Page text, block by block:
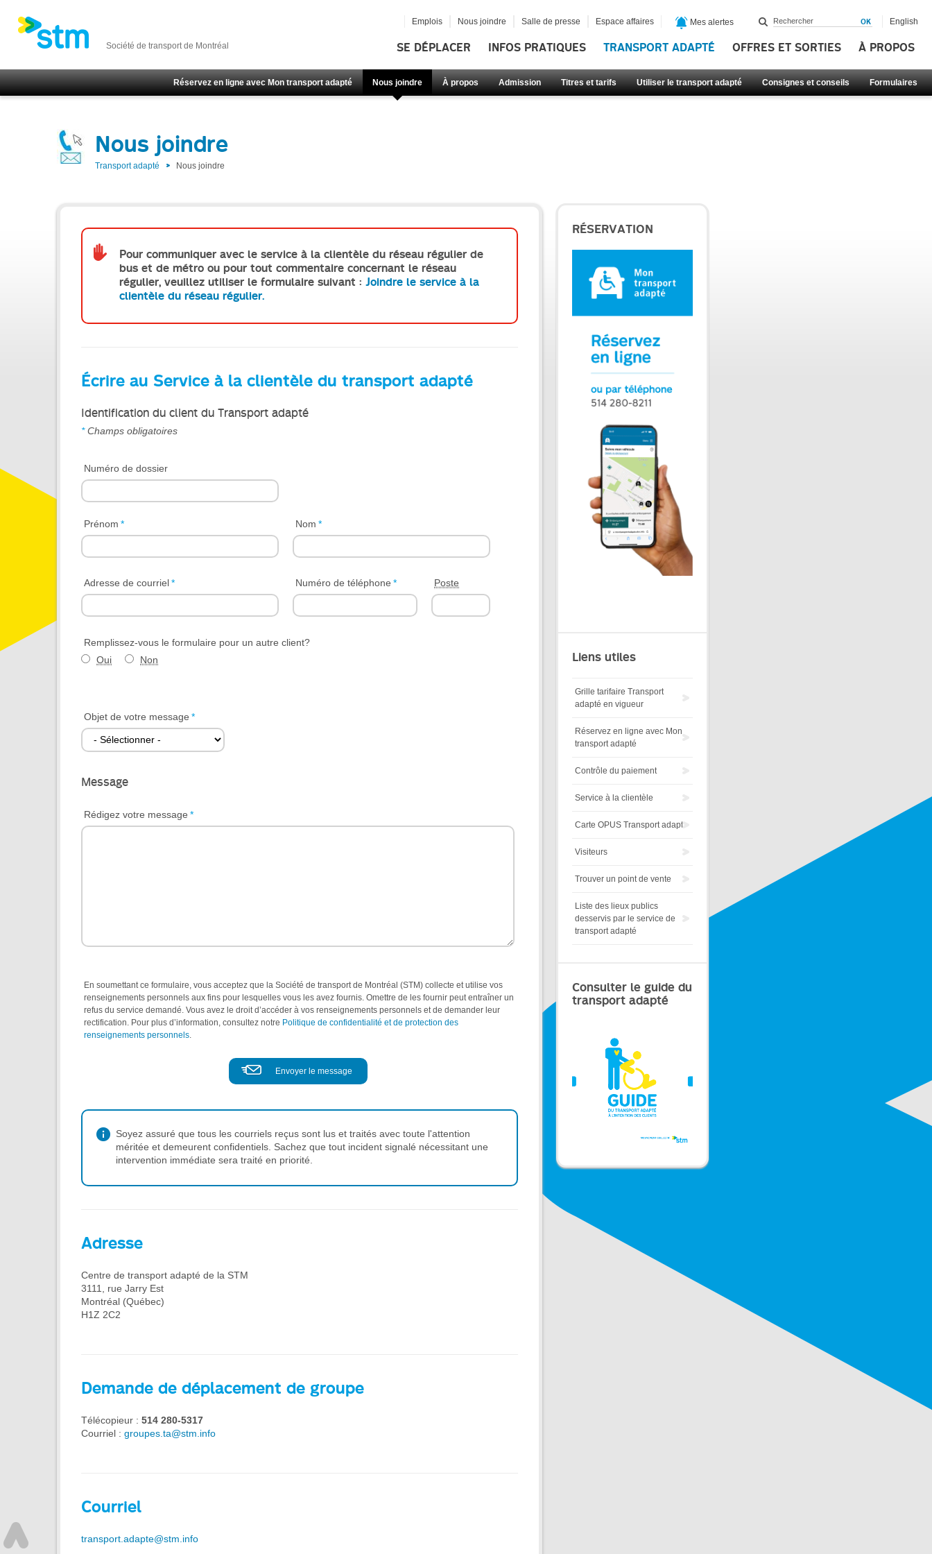
Société de transport de Montréal SE DÉPLACER INFOS PRATIQUES TRANSPORT ADAPTÉ OFFRES ET SORTIES À PROPOS
Réservez en ligne avec Mon transport adapté Nous joindre À propos Admission Titres et tarifs Utiliser le transport adapté Consignes et conseils Formulaires
Emplois Nous joindre Salle de presse Espace affaires Mes alertes English
Nous joindre
Transport adapté Nous joindre
formulaire
comporte
des
embuches
Nous
nous
numéro
514
option
6
puis
1.
Pour communiquer avec le service à la clientèle du réseau régulier de
bus et de métroou pour tout commentaire concernant le réseau
régulier, veuillez utiliser le formulaire suivant : Joindre le service à la
clientèle du réseau régulier.
Écrire au Service à la clientèle du transport adapté
Identification du client du Transport adapté
*Champs obligatoires
Numéro de dossier
Prénom * Nom *
Adresse de courriel* Numéro de téléphone * Poste
Remplissez-vous le formulaire pour un autre client?
Tiers
Oui Tiers
Non
Objet de votre message *
Message
Rédigez votre message *
En soumettant ce formulaire, vous acceptez que la Société de transport de Montréal (STM) collecte et utilise vos
renseignements personnels aux fins pour lesquelles vous les avez fournis. Omettre de les fournir peut entraîner un
refus du service demandé. Vous avez le droit d’accéder à vos renseignements personnels et de demander leur
rectification. Pour plus d’information, consultez notre Politique de confidentialité et de protection des
renseignements personnels.
Soyez assuré que tous les courriels reçus sont lus et traités avec toute l'attention
méritée et demeurent confidentiels. Sachez que tout incident signalé nécessitant une
intervention immédiate sera traité en priorité.
Adresse
Centre de transport adapté de la STM
3111, rue Jarry Est
Montréal (Québec)
H1Z 2C2
Demande de déplacement de groupe
Télécopieur : 514 280-5317
Courriel : groupes.ta@stm.info
Courriel
transport.adapte@stm.info
RÉSERVATION
Liens utiles
Grille tarifaire Transport
adapté en vigueur
Réservez en ligne avec Mon
transport adapté
Contrôle du paiement
Service à la clientèle
Carte OPUS Transport adapt
Visiteurs
Trouver un point de vente
Liste des lieux publics
desservis par le service de
transport adapté
Consulter le guide du
transport adapté